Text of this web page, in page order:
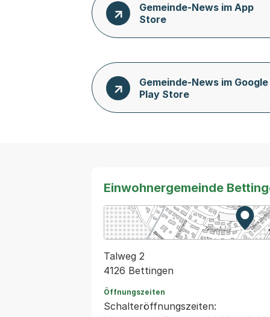
Gemeinde-News im App
Store
Gemeinde-News im Google
Play Store
Einwohnergemeinde
Zur
Talweg 2
4126 Bettingen
Öffnungszeiten
Schalteröffnungszeiten: